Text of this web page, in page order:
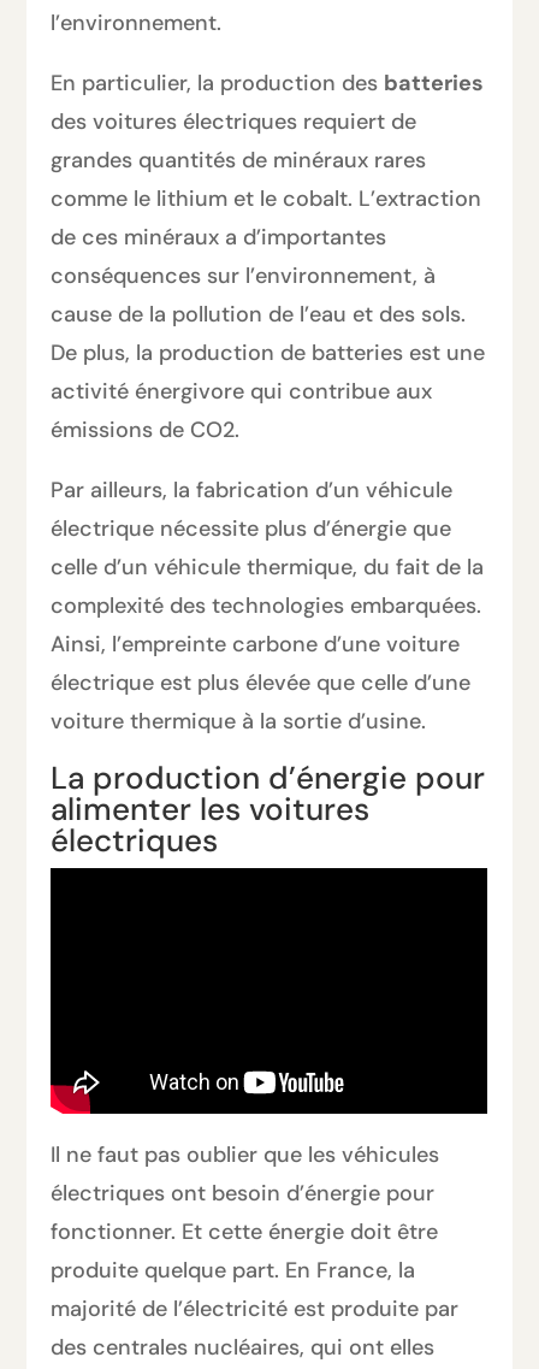
l’environnement.
En particulier, la production des batteries
des voitures électriques requiert de
grandes quantités de minéraux rares
comme le lithium et le cobalt. L’extraction
de ces minéraux a d’importantes
conséquences sur l’environnement, à
cause de la pollution de l’eau et des sols.
De plus, la production de batteries est une
activité énergivore qui contribue aux
émissions de CO2.
Par ailleurs, la fabrication d’un véhicule
électrique nécessite plus d’énergie que
celle d’un véhicule thermique, du fait de la
complexité des technologies embarquées.
Ainsi, l’empreinte carbone d’une voiture
électrique est plus élevée que celle d’une
voiture thermique à la sortie d’usine.
La production d’énergie pour
alimenter les voitures
électriques
Il ne faut pas oublier que les véhicules
électriques ont besoin d’énergie pour
fonctionner. Et cette énergie doit être
produite quelque part. En France, la
majorité de l’électricité est produite par
des centrales nucléaires, qui ont elles